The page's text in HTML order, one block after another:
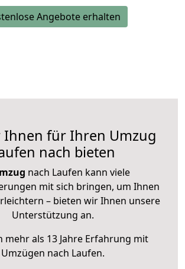
Angebote erhalten
Ihnen für Ihren Umzug
nach bieten
nach Laufen kann viele
mit sich bringen, um Ihnen
– bieten wir Ihnen unsere
Unterstützung an.
mehr als 13 Jahre Erfahrung mit
Umzügen nach Laufen.